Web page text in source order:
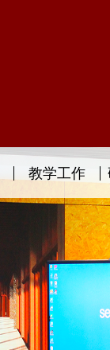
教学工作